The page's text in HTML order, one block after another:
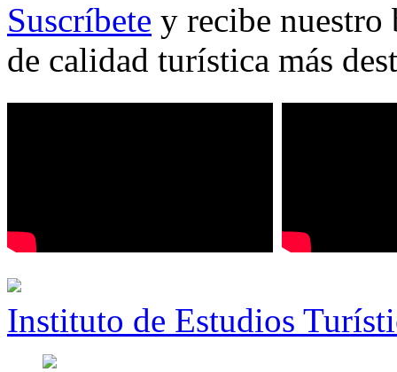
Suscríbete y recibe nuestro
de calidad turística más
Instituto de Estudios